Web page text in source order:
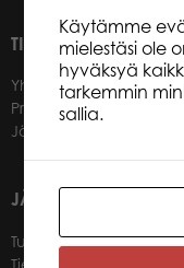
TIETOA MEISTÄ
Yhteystiedot
Promotuotteet
Jälleenmyyjät
Tule jälleenmyyjäksi
Tietoa jälleenmyyjille
Käytämme
mielestäsi ole
hyväksyä
tarkemmin
sallia.